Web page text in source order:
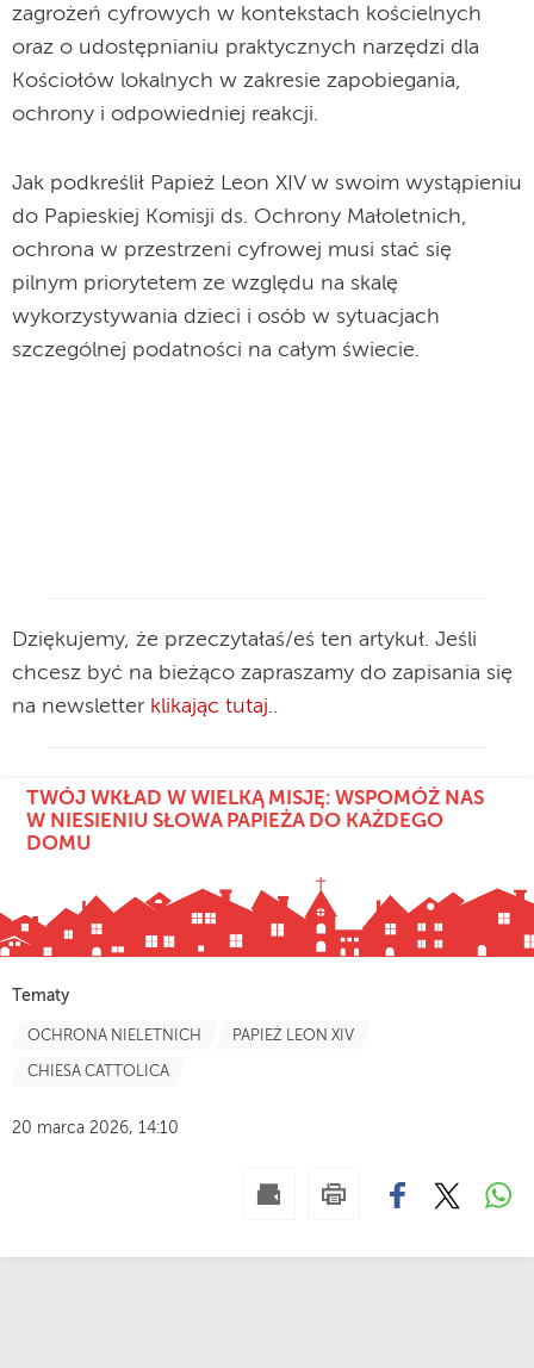
zagrożeń cyfrowych w kontekstach kościelnych
oraz o udostępnianiu praktycznych narzędzi dla
Kościołów lokalnych w zakresie zapobiegania,
ochrony i odpowiedniej reakcji.
Jak podkreślił Papież Leon XIV w swoim wystąpieniu
do Papieskiej Komisji ds. Ochrony Małoletnich,
ochrona w przestrzeni cyfrowej musi stać się
pilnym priorytetem ze względu na skalę
wykorzystywania dzieci i osób w sytuacjach
szczególnej podatności na całym świecie.
Dziękujemy, że przeczytałaś/eś ten artykuł. Jeśli
chcesz być na bieżąco zapraszamy do zapisania się
na newsletter klikając tutaj..
TWÓJ WKŁAD W WIELKĄ MISJĘ: WSPOMÓŻ NAS
W NIESIENIU SŁOWA PAPIEŻA DO KAŻDEGO
DOMU
Tematy
OCHRONA NIELETNICH PAPIEŻ LEON XIV
CHIESA CATTOLICA
20 marca 2026, 14:10